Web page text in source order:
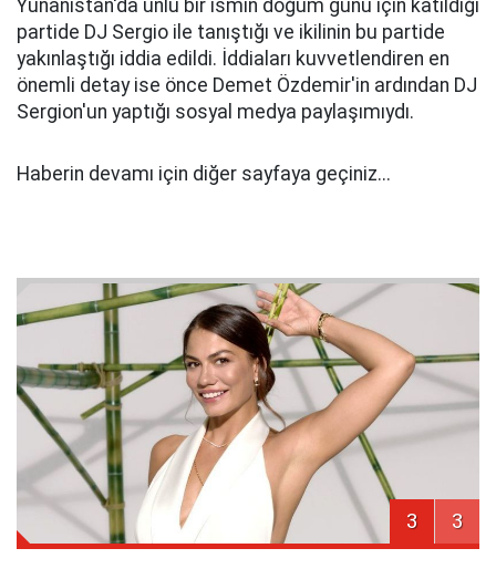
Yunanistan'da ünlü bir ismin doğum günü için katıldığı
partide DJ Sergio ile tanıştığı ve ikilinin bu partide
yakınlaştığı iddia edildi. İddiaları kuvvetlendiren en
önemli detay ise önce Demet Özdemir'in ardından DJ
Sergion'un yaptığı sosyal medya paylaşımıydı.
Haberin devamı için diğer sayfaya geçiniz...
3 3